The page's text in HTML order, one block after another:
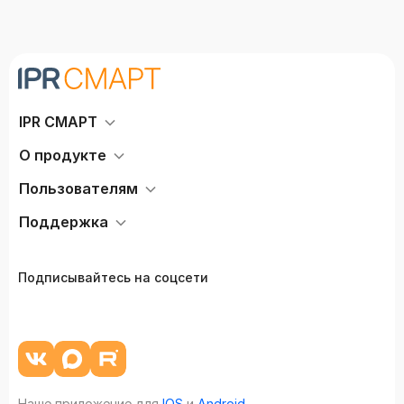
IPR СМАРТ
О продукте
Пользователям
Поддержка
Подписывайтесь на соцсети